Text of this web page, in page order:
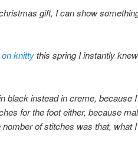
gift, I can show
knittythis spring I instantly
black instead in creme, because
for the foot either, because
of stitches was that, what